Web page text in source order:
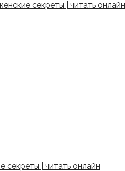
секреты | читать онлайн
| читать онлайн